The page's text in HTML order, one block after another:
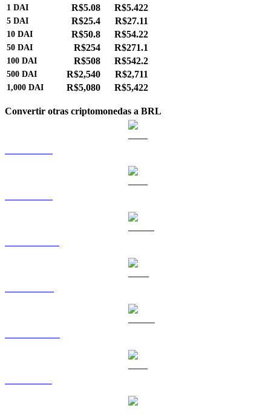
1 DAI R$5.08 R$5.422
5 DAI R$25.4 R$27.11
10 DAI R$50.8 R$54.22
50 DAI R$254 R$271.1
100 DAI R$508 R$542.2
500 DAI R$2,540 R$2,711
1,000 DAI R$5,080 R$5,422
Convertir otras criptomonedas a BRL